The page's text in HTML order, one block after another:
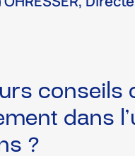
conseils
dans
?